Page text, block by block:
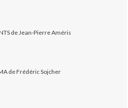
de Jean-Pierre Améris
de Frédéric Sojcher